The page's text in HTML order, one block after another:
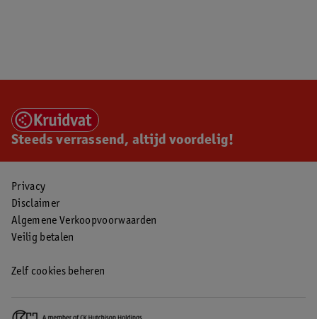
Steeds verrassend, altijd voordelig!
Privacy
Disclaimer
Algemene Verkoopvoorwaarden
Veilig betalen
Zelf cookies beheren